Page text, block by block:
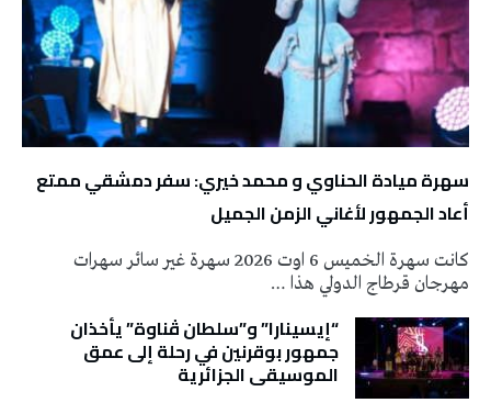
سهرة ميادة الحناوي و محمد خيري: سفر دمشقي ممتع
أعاد الجمهور لأغاني الزمن الجميل
كانت سهرة الخميس 6 اوت 2026 سهرة غير سائر سهرات
مهرجان قرطاج الدولي هذا …
“إيسينارا” و”سلطان ڤناوة” يأخذان
جمهور بوقرنين في رحلة إلى عمق
الموسيقى الجزائرية